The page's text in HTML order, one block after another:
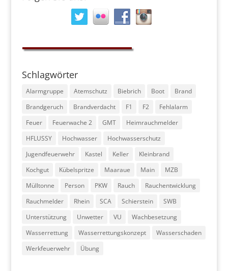
Schlagwörter
Alarmgruppe Atemschutz Biebrich Boot
Brand
Brandgeruch
Brandverdacht F1 F2
Fehlalarm
Feuer
Feuerwache 2 GMT
Heimrauchmelder
HFLUSSY
Hochwasser
Hochwasserschutz
Jugendfeuerwehr
Kastel Keller
Kleinbrand
Kochgut
Kübelspritze Maaraue Main
MZB
Mülltonne
Person PKW Rauch
Rauchentwicklung
Rauchmelder
Rhein SCA Schierstein
SWB
Unterstützung
Unwetter VU
Wachbesetzung
Wasserrettung
Wasserrettungskonzept
Wasserschaden
Werkfeuerwehr
Übung